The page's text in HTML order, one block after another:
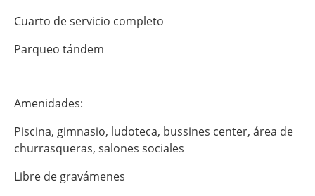
Cuarto de servicio completo
Parqueo tándem
Amenidades:
Piscina, gimnasio, ludoteca, bussines center, área de
churrasqueras, salones sociales
Libre de gravámenes